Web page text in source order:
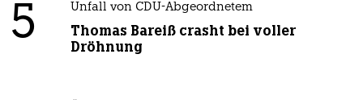
5 Unfall von CDU-Abgeordnetem
Thomas Bareiß crasht bei voller
Dröhnung